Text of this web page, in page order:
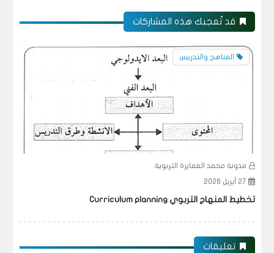
قد تُعجبك هذه المشاركات
المناهج والتدريس
مدونة محمد العمايرة التربوية.
27 أبريل 2026
تخطيط المنهاج التربوي Curriculum planning
تعليقات